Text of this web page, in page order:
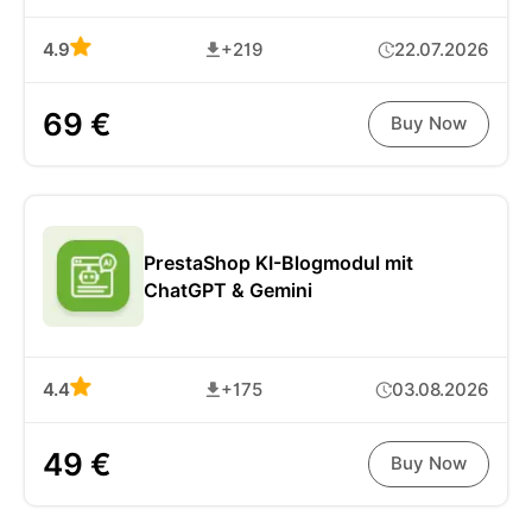
4.9 +219 22.07.2026
69 € Buy Now
PrestaShop KI-Blogmodul mit
ChatGPT & Gemini
4.4 +175 03.08.2026
49 € Buy Now